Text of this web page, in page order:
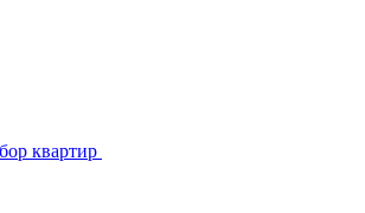
бор квартир